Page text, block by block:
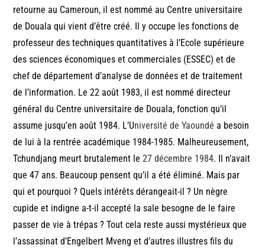
retourne au Cameroun, il est nommé au Centre universitaire
de Douala qui vient d’être créé. Il y occupe les fonctions de
professeur des techniques quantitatives à l’Ecole supérieure
des sciences économiques et commerciales (ESSEC) et de
chef de département d’analyse de données et de traitement
de l’information. Le 22 août 1983, il est nommé directeur
général du Centre universitaire de Douala, fonction qu’il
assume jusqu’en août 1984. L’Université de Yaoundé a besoin
de lui à la rentrée académique 1984-1985. Malheureusement,
Tchundjang meurt brutalement le27 décembre 1984. Il n’avait
que 47 ans. Beaucoup pensent qu’il a été éliminé. Mais par
qui et pourquoi ? Quels intérêts dérangeait-il ? Un nègre
cupide et indigne a-t-il accepté la sale besogne de le faire
passer de vie à trépas ? Tout cela reste aussi mystérieux que
l’assassinat d’Engelbert Mveng et d’autres illustres fils du